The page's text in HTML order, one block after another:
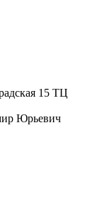
15 ТЦ
Юрьевич